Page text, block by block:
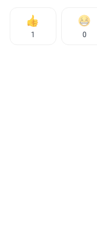
1 0